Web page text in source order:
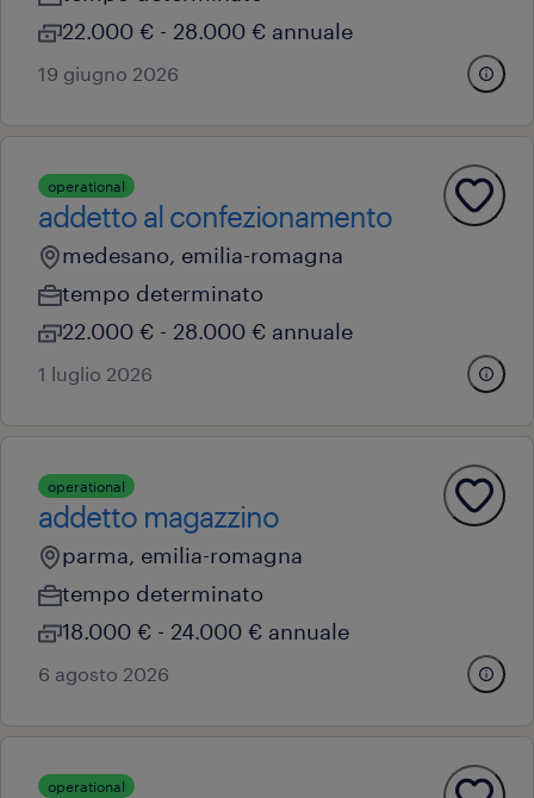
22.000 € - 28.000 € annuale
19 giugno 2026
operational
addetto al confezionamento
medesano, emilia-romagna
tempo determinato
22.000 € - 28.000 € annuale
1 luglio 2026
operational
addetto magazzino
parma, emilia-romagna
tempo determinato
18.000 € - 24.000 € annuale
6 agosto 2026
operational